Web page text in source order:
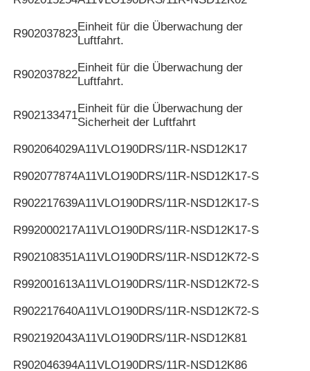
R902037823
Einheit für die Überwachung der
Luftfahrt.
R902037822
Einheit für die Überwachung der
Luftfahrt.
R902133471
Einheit für die Überwachung der
Sicherheit der Luftfahrt
R902064029A11VLO190DRS/11R-NSD12K17
R902077874A11VLO190DRS/11R-NSD12K17-S
R902217639A11VLO190DRS/11R-NSD12K17-S
R992000217A11VLO190DRS/11R-NSD12K17-S
R902108351A11VLO190DRS/11R-NSD12K72-S
R992001613A11VLO190DRS/11R-NSD12K72-S
R902217640A11VLO190DRS/11R-NSD12K72-S
R902192043A11VLO190DRS/11R-NSD12K81
R902046394A11VLO190DRS/11R-NSD12K86